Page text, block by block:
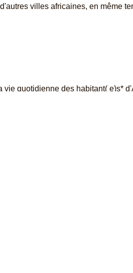
villes africaines, en même
vie quotidienne des habitant( e)s*